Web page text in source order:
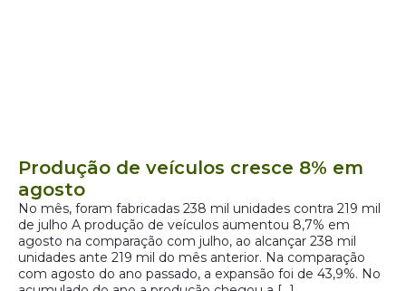
Produção de veículos cresce 8% em
agosto
No mês, foram fabricadas 238 mil unidades contra 219 mil
de julho A produção de veículos aumentou 8,7% em
agosto na comparação com julho, ao alcançar 238 mil
unidades ante 219 mil do mês anterior. Na comparação
com agosto do ano passado, a expansão foi de 43,9%. No